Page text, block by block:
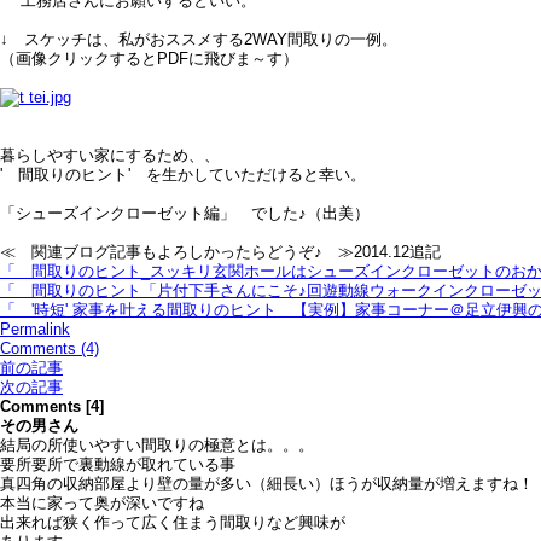
↓ スケッチは、私がおススメする2WAY間取りの一例。
（画像クリックするとPDFに飛びま～す）
暮らしやすい家にするため、、
' 間取りのヒント' を生かしていただけると幸い。
「シューズインクローゼット編」 でした♪（出美）
≪ 関連ブログ記事もよろしかったらどうぞ♪ ≫2014.12追記
「 間取りのヒント_スッキリ玄関ホールはシューズインクローゼットのお
「 間取りのヒント「片付下手さんにこそ♪回遊動線ウォークインクローゼ
「 '時短' 家事を叶える間取りのヒント＿【実例】家事コーナー＠足立伊
Permalink
Comments (4)
前の記事
次の記事
Comments [4]
その男さん
結局の所使いやすい間取りの極意とは。。。
要所要所で裏動線が取れている事
真四角の収納部屋より壁の量が多い（細長い）ほうが収納量が増えますね！
本当に家って奥が深いですね
出来れば狭く作って広く住まう間取りなど興味が